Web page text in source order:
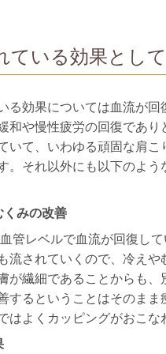
ている効果として
る効果については血流が回
和や慢性疲労の回復であり
いて、いわゆる頑固な肩こ
。それ以外にも以下のよう
くみの改善
管レベルで血流が回復して
流されていくので、冷え
が繊細であることからも
するということはそのま
はよくカッピングがおこな